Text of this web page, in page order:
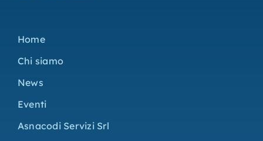
Home
Chi siamo
News
Eventi
Asnacodi Servizi Srl